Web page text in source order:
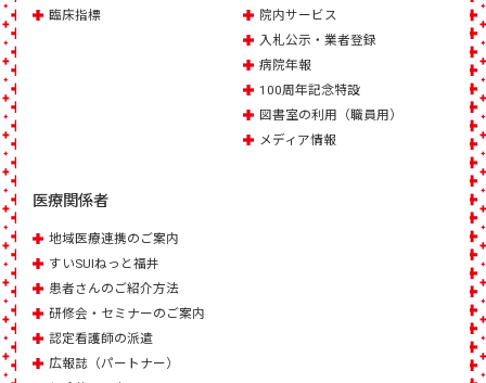
臨床指標
院内サービス
入札公示・業者登録
病院年報
100周年記念特設
図書室の利用（職員用）
メディア情報
医療関係者
地域医療連携のご案内
すいSUIねっと福井
患者さんのご紹介方法
研修会・セミナーのご案内
認定看護師の派遣
広報誌（パートナー）